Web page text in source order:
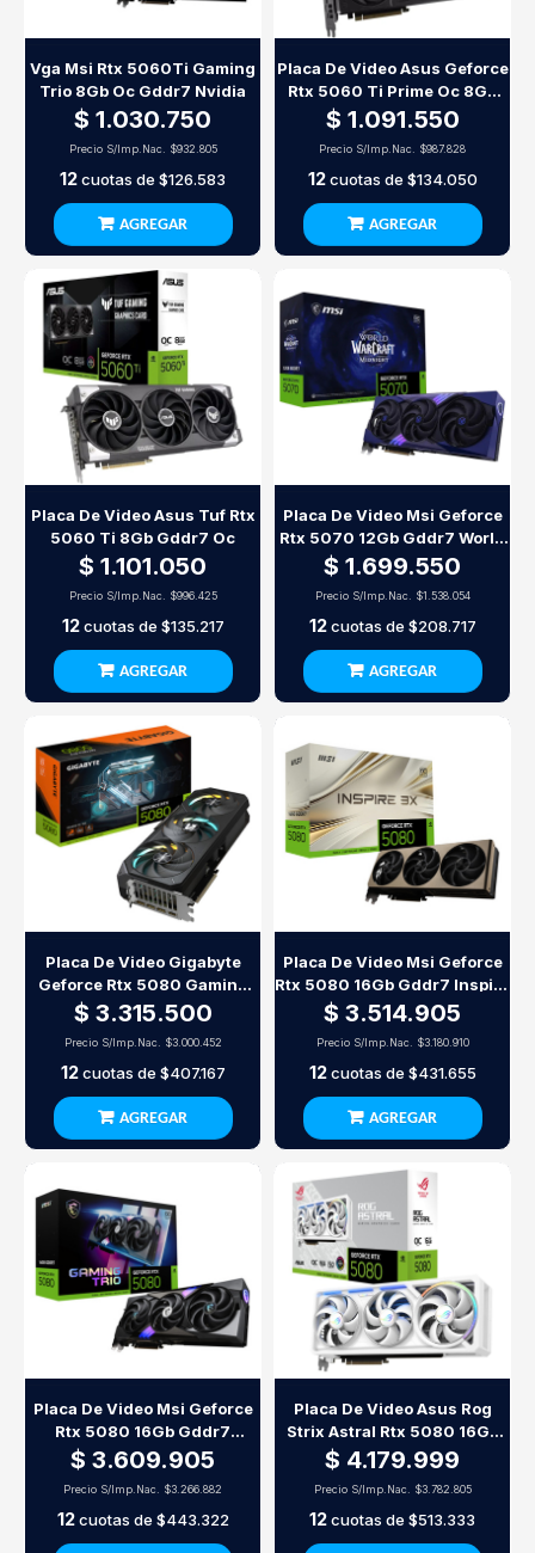
Vga Msi Rtx 5060Ti Gaming
Trio 8Gb Oc Gddr7 Nvidia
$ 1.030.750
Precio S/Imp.Nac. $932.805
12cuotas de $126.583
AGREGAR
Placa De Video Asus Geforce
Rtx 5060 Ti Prime Oc 8Gb
Gddr7
$ 1.091.550
Precio S/Imp.Nac. $987.828
12cuotas de $134.050
AGREGAR
Placa De Video Asus Tuf Rtx
5060 Ti 8Gb Gddr7 Oc
$ 1.101.050
Precio S/Imp.Nac. $996.425
12cuotas de $135.217
AGREGAR
Placa De Video Msi Geforce
Rtx 5070 12Gb Gddr7 World
Of Warcraft Midnight Void
$ 1.699.550
Precio S/Imp.Nac. $1.538.054
12cuotas de $208.717
AGREGAR
Placa De Video Gigabyte
Geforce Rtx 5080 Gaming
Oc 16Gb Gddr7
$ 3.315.500
Precio S/Imp.Nac. $3.000.452
12cuotas de $407.167
AGREGAR
Placa De Video Msi Geforce
Rtx 5080 16Gb Gddr7 Inspire
3X Oc
$ 3.514.905
Precio S/Imp.Nac. $3.180.910
12cuotas de $431.655
AGREGAR
Placa De Video Msi Geforce
Rtx 5080 16Gb Gddr7
Gaming Trio Oc
$ 3.609.905
Precio S/Imp.Nac. $3.266.882
12cuotas de $443.322
Placa De Video Asus Rog
Strix Astral Rtx 5080 16Gb
Gddr7 Oc White
$ 4.179.999
Precio S/Imp.Nac. $3.782.805
12cuotas de $513.333